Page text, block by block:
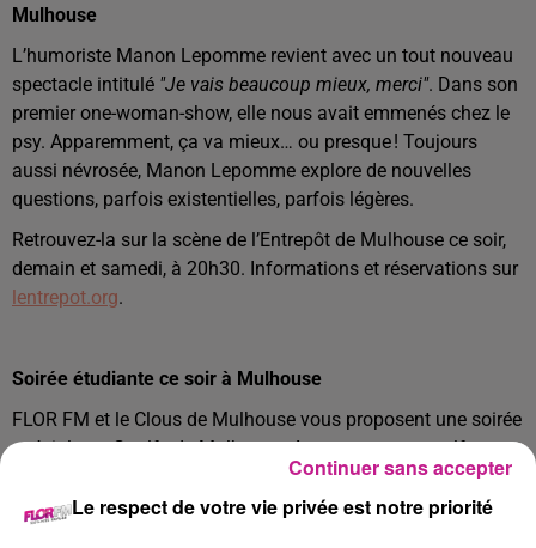
Mulhouse
L’humoriste Manon Lepomme revient avec un tout nouveau
spectacle intitulé "Je vais beaucoup mieux, merci". Dans son
premier one-woman-show, elle nous avait emmenés chez le
psy. Apparemment, ça va mieux… ou presque ! Toujours
aussi névrosée, Manon Lepomme explore de nouvelles
questions, parfois existentielles, parfois légères.
Retrouvez-la sur la scène de l’Entrepôt de Mulhouse ce soir,
demain et samedi, à 20h30. Informations et réservations sur
lentrepot.org.
Soirée étudiante ce soir à Mulhouse
FLOR FM et le Clous de Mulhouse vous proposent une soirée
spéciale au Goolfy de Mulhouse. Au programme : golf
gratuit, boissons et sandwichs offerts, pour une ambiance
100 % étudiante !
Le respect de votre vie privée est notre priorité
Continuer sans accepter